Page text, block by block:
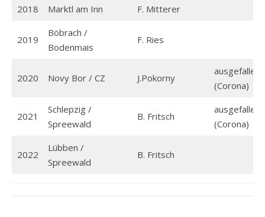
2018 Marktl am Inn F. Mitterer
2019
Böbrach /
Bodenmais
F. Ries
2020 Novy Bor / CZ J.Pokorny
ausgefallen
(Corona)
2021
Schlepzig /
Spreewald
B. Fritsch
ausgefallen
(Corona)
2022
Lübben /
Spreewald
B. Fritsch